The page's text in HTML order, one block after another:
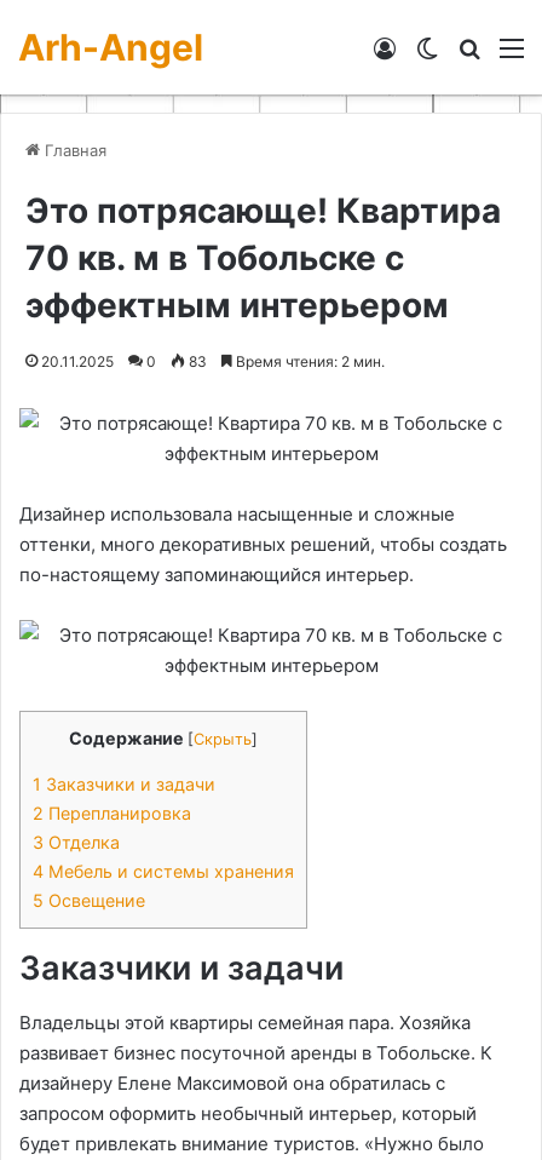
Arh-Angel Switch skin
Войти
Главная
Это потрясающе! Квартира
70 кв. м в Тобольске с
эффектным интерьером
20.11.2025 0 83 Время чтения: 2 мин.
Дизайнер использовала насыщенные и сложные
оттенки, много декоративных решений, чтобы создать
по-настоящему запоминающийся интерьер.
Содержание [Скрыть]
1 Заказчики и задачи
2 Перепланировка
3 Отделка
4 Мебель и системы хранения
5 Освещение
Заказчики и задачи
Владельцы этой квартиры семейная пара. Хозяйка
развивает бизнес посуточной аренды в Тобольске. К
дизайнеру Елене Максимовой она обратилась с
запросом оформить необычный интерьер, который
будет привлекать внимание туристов. «Нужно было